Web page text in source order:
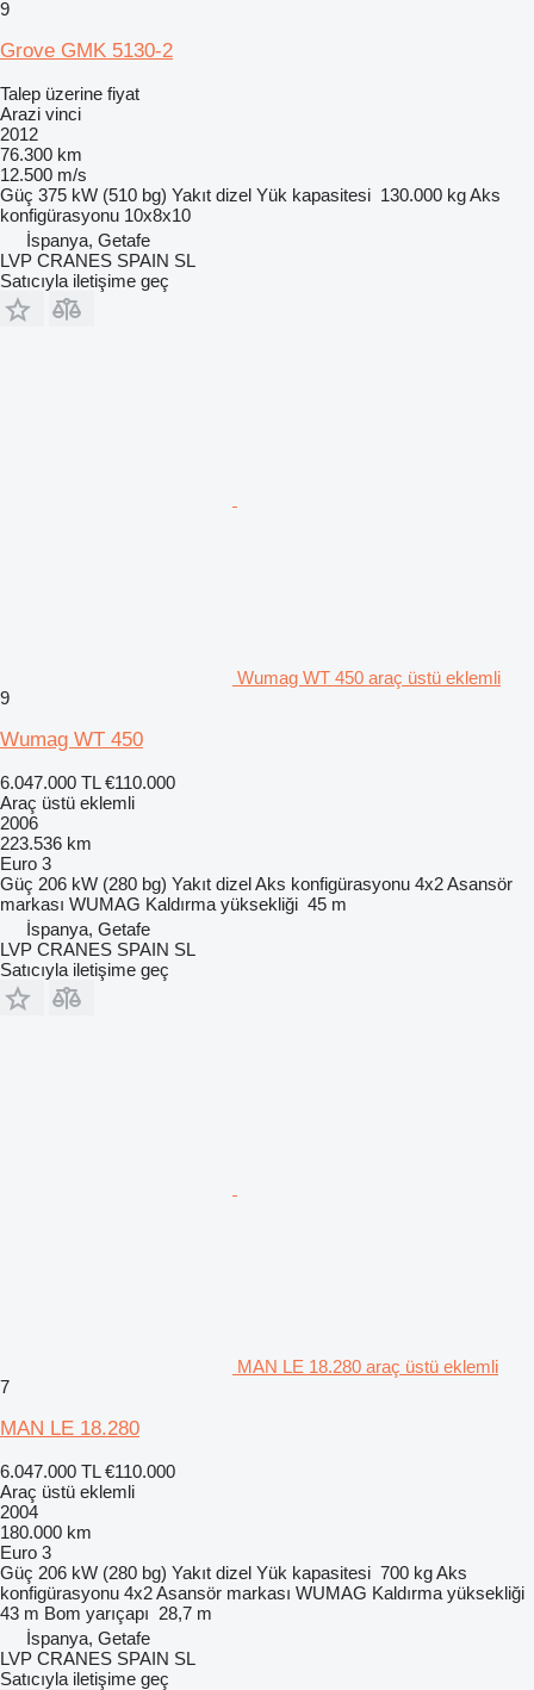
9
Grove GMK 5130-2
Talep üzerine fiyat
Arazi vinci
2012
76.300 km
12.500 m/s
Güç 375 kW (510 bg) Yakıt dizel Yük kapasitesi 130.000 kgAks
konfigürasyonu 10x8x10
İspanya, Getafe
LVP CRANES SPAIN SL
Satıcıyla iletişime geç
Wumag WT 450 araç üstü eklemli
9
Wumag WT 450
6.047.000 TL €110.000
Araç üstü eklemli
2006
223.536 km
Euro 3
Güç 206 kW (280 bg) Yakıt dizelAks konfigürasyonu 4x2Asansör
markası WUMAG Kaldırma yüksekliği 45 m
İspanya, Getafe
LVP CRANES SPAIN SL
Satıcıyla iletişime geç
MAN LE 18.280 araç üstü eklemli
7
MAN LE 18.280
6.047.000 TL €110.000
Araç üstü eklemli
2004
180.000 km
Euro 3
Güç 206 kW (280 bg) Yakıt dizel Yük kapasitesi 700 kgAks
konfigürasyonu 4x2Asansör markası WUMAG Kaldırma yüksekliği
43 m Bom yarıçapı 28,7 m
İspanya, Getafe
LVP CRANES SPAIN SL
Satıcıyla iletişime geç